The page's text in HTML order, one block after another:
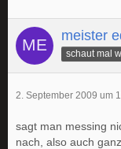
meister
schaut mal
2. September 2009 um
sagt man messing
nach, also auch